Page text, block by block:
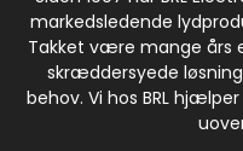
markedsledende
Takket være mange års
skræddersyede
behov. Vi hos BRL